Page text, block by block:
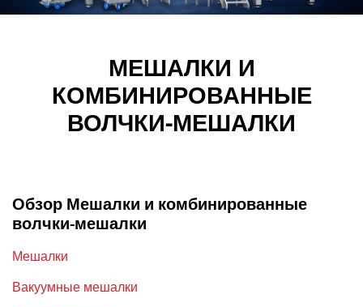
МЕШАЛКИ И
КОМБИНИРОВАННЫЕ
ВОЛЧКИ-МЕШАЛКИ
Обзор Мешалки и комбинированные
волчки-мешалки
Мешалки
Вакуумные мешалки